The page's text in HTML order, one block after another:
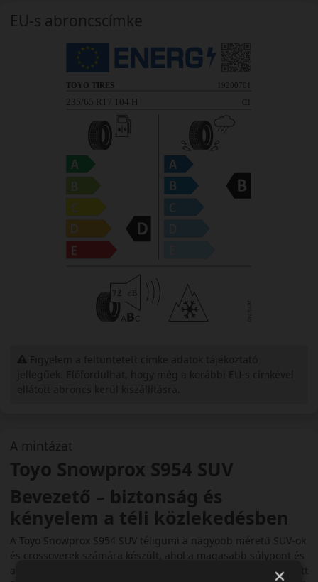
A mintázat
Toyo Snowprox S954 SUV
Bevezető – biztonság és
kényelem a téli közlekedésben
A Toyo Snowprox S954 SUV téligumi a nagyobb méretű SUV-ok
és crossoverek számára készült, ahol a magasabb súlypont és
a nagyobb tömeg különösen fontos stabilitást igényel. A fejlett
EU-s abroncscímke
×